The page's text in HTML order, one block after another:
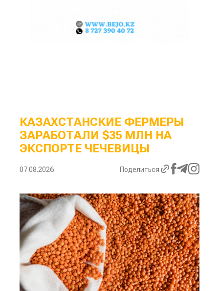
КАЗАХСТАНСКИЕ ФЕРМЕРЫ
ЗАРАБОТАЛИ $35 МЛН НА
ЭКСПОРТЕ ЧЕЧЕВИЦЫ
07.08.2026 Поделиться